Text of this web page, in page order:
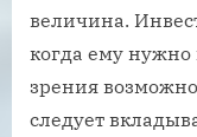
величина.
когда ему нужно
зрения
следует